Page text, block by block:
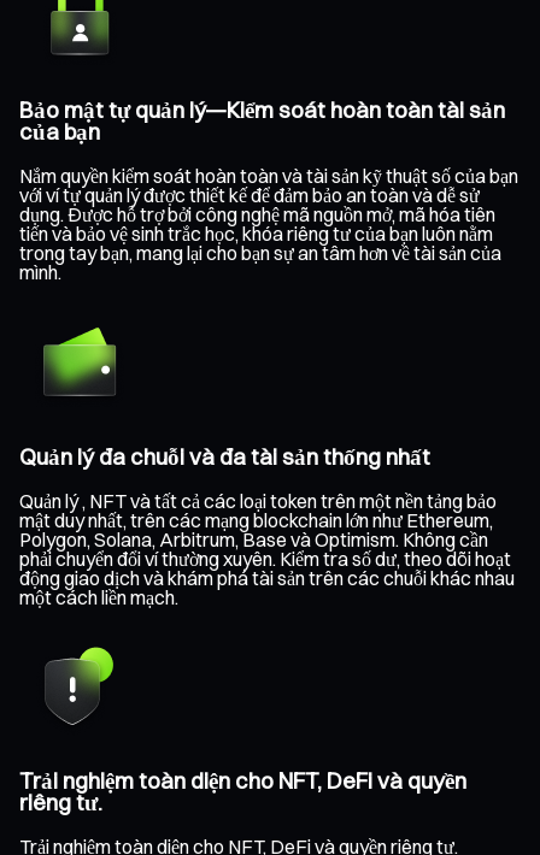
Bảo mật tự quản lý—Kiểm soát hoàn toàn tài sản
của bạn
Nắm quyền kiểm soát hoàn toàn và tài sản kỹ thuật số của bạn
với ví tự quản lý được thiết kế để đảm bảo an toàn và dễ sử
dụng. Được hỗ trợ bởi công nghệ mã nguồn mở, mã hóa tiên
tiến và bảo vệ sinh trắc học, khóa riêng tư của bạn luôn nằm
trong tay bạn, mang lại cho bạn sự an tâm hơn về tài sản của
mình.
Quản lý đa chuỗi và đa tài sản thống nhất
Quản lý , NFT và tất cả các loại token trên một nền tảng bảo
mật duy nhất, trên các mạng blockchain lớn như Ethereum,
Polygon, Solana, Arbitrum, Base và Optimism. Không cần
phải chuyển đổi ví thường xuyên. Kiểm tra số dư, theo dõi hoạt
động giao dịch và khám phá tài sản trên các chuỗi khác nhau
một cách liền mạch.
Trải nghiệm toàn diện cho NFT, DeFi và quyền
riêng tư.
Trải nghiệm toàn diện cho NFT, DeFi và quyền riêng tư.